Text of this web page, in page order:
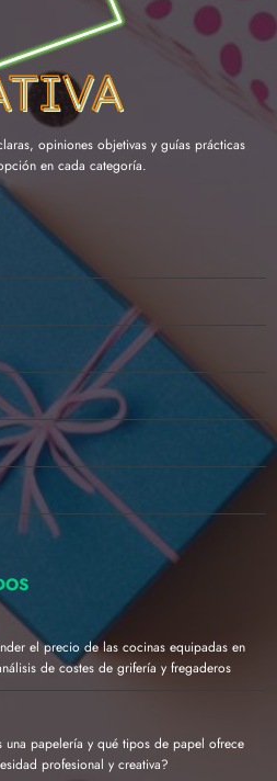
opiniones objetivas y guías prácticas
en cada categoría.
el precio de las cocinas equipadas en
de costes de grifería y fregaderos
una papelería y qué tipos de papel ofrece
profesional y creativa?